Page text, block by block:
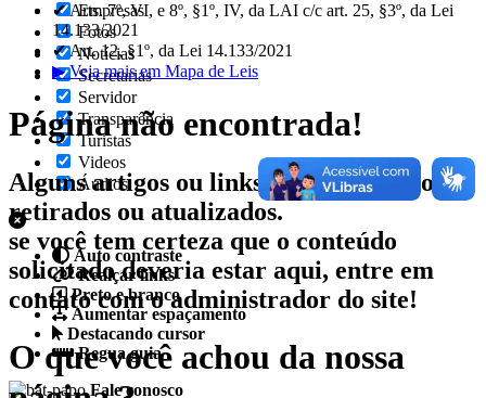
Empresas
Fotos
Notícias
Secretarias
Servidor
Transparência
Turistas
Videos
Áudios
Auto contraste
Realçar links
Preto e branco
Aumentar espaçamento
Destacando cursor
Regua guia
Fale conosco
✔ Arts. 7º, VI, e 8º, §1º, IV, da LAI c/c art. 25, §3º, da Lei
14.133/2021
✔ Art. 12, §1º, da Lei 14.133/2021
▶ Veja mais em Mapa de Leis
Página não encontrada!
Alguns artigos ou links podem ter sido
retirados ou atualizados.
se você tem certeza que o conteúdo
solicitado deveria estar aqui, entre em
contato com o administrador do site!
O que você achou da nossa